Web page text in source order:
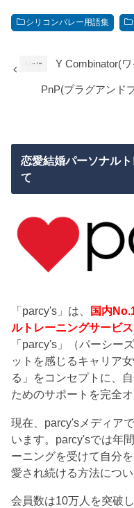
シリコンバレー用語集
Y Combinator(
PnP(プラグアンド
恋愛結婚パーソナル
て
「parcy's」は、
国内
ルトレーニングサービス
「parcy's」（パーシー
ットを感じるキャリア
る」をコンセプトに、
ためのサポートを完全
現在、parcy'sメディア
います。parcy'sでは年
ーニングを受けて自分
愛され続ける方法につ
会員数は10万人を突破